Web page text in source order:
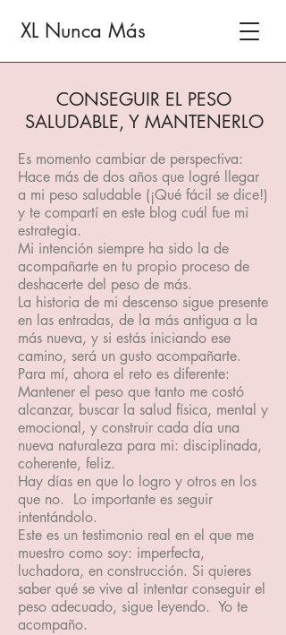
XL Nunca Más
CONSEGUIR EL PESO
SALUDABLE, Y MANTENERLO
Es momento cambiar de perspectiva:
Hace más de dos años que logré llegar
a mi peso saludable (¡Qué fácil se dice!)
y te compartí en este blog cuál fue mi
estrategia.
Mi intención siempre ha sido la de
acompañarte en tu propio proceso de
deshacerte del peso de más.
La historia de mi descenso sigue presente
en las entradas, de la más antigua a la
más nueva, y si estás iniciando ese
camino, será un gusto acompañarte.
Para mí, ahora el reto es diferente:
Mantener el peso que tanto me costó
alcanzar, buscar la salud física, mental y
emocional, y construir cada día una
nueva naturaleza para mi: disciplinada,
coherente, feliz.
Hay días en que lo logro y otros en los
que no. Lo importante es seguir
intentándolo.
Este es un testimonio real en el que me
muestro como soy: imperfecta,
luchadora, en construcción. Si quieres
saber qué se vive al intentar conseguir el
peso adecuado, sigue leyendo. Yo te
acompaño.